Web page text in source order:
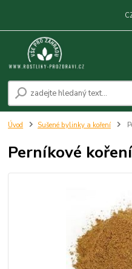
Úvod Sušené bylinky a koření
Perníkové